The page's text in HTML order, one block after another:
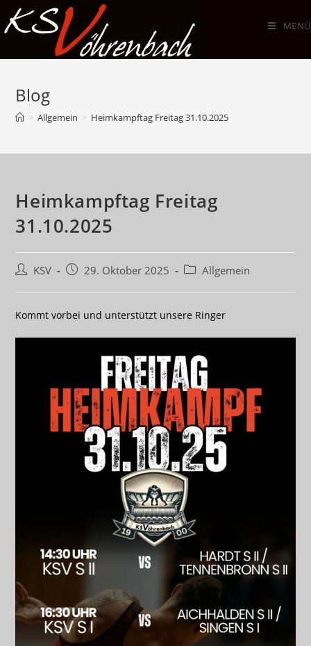
Zum
Inhalt
MENÜ
Blog
> Allgemein > Heimkampftag Freitag 31.10.2025
Heimkampftag Freitag
31.10.2025
Beitrags-
KSV
Beitrag29. Oktober 2025
Beitrags-
Allgemein
Kommt vorbei und unterstützt unsere Ringer